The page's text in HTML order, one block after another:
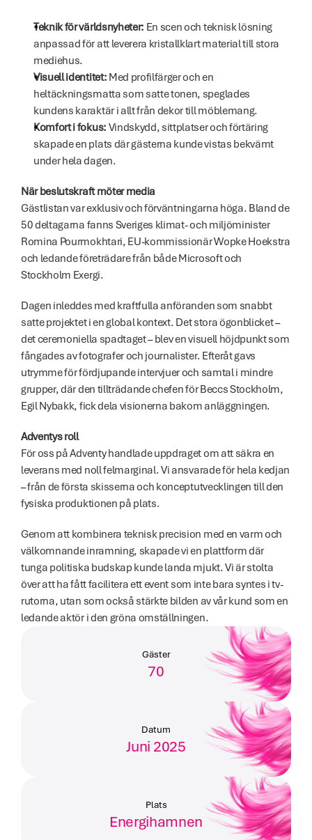
Teknik för världsnyheter: En scen och teknisk lösning
anpassad för att leverera kristallklart material till stora
mediehus.
Visuell identitet: Med profilfärger och en
heltäckningsmatta som satte tonen, speglades
kundens karaktär i allt från dekor till möblemang.
Komfort i fokus: Vindskydd, sittplatser och förtäring
skapade en plats där gästerna kunde vistas bekvämt
under hela dagen.
När beslutskraft möter media
Gästlistan var exklusiv och förväntningarna höga. Bland de
50 deltagarna fanns Sveriges klimat- och miljöminister
Romina Pourmokhtari, EU-kommissionär Wopke Hoekstra
och ledande företrädare från både Microsoft och
Stockholm Exergi.
Dagen inleddes med kraftfulla anföranden som snabbt
satte projektet i en global kontext. Det stora ögonblicket –
det ceremoniella spadtaget – blev en visuell höjdpunkt som
fångades av fotografer och journalister. Efteråt gavs
utrymme för fördjupande intervjuer och samtal i mindre
grupper, där den tillträdande chefen för Beccs Stockholm,
Egil Nybakk, fick dela visionerna bakom anläggningen.
Adventys roll
För oss på Adventy handlade uppdraget om att säkra en
leverans med noll felmarginal. Vi ansvarade för hela kedjan
– från de första skisserna och konceptutvecklingen till den
fysiska produktionen på plats.
Genom att kombinera teknisk precision med en varm och
välkomnande inramning, skapade vi en plattform där
tunga politiska budskap kunde landa mjukt. Vi är stolta
över att ha fått facilitera ett event som inte bara syntes i tv-
rutorna, utan som också stärkte bilden av vår kund som en
ledande aktör i den gröna omställningen.
Gäster
70
Datum
Juni 2025
Plats
Energihamnen